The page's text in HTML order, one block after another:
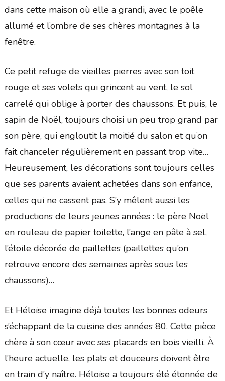
dans cette maison où elle a grandi, avec le poêle
allumé et l’ombre de ses chères montagnes à la
fenêtre.
Ce petit refuge de vieilles pierres avec son toit
rouge et ses volets qui grincent au vent, le sol
carrelé qui oblige à porter des chaussons. Et puis, le
sapin de Noël, toujours choisi un peu trop grand par
son père, qui engloutit la moitié du salon et qu’on
fait chanceler régulièrement en passant trop vite…
Heureusement, les décorations sont toujours celles
que ses parents avaient achetées dans son enfance,
celles qui ne cassent pas. S’y mêlent aussi les
productions de leurs jeunes années : le père Noël
en rouleau de papier toilette, l’ange en pâte à sel,
l’étoile décorée de paillettes (paillettes qu’on
retrouve encore des semaines après sous les
chaussons)…
Et Héloïse imagine déjà toutes les bonnes odeurs
s’échappant de la cuisine des années 80. Cette pièce
chère à son cœur avec ses placards en bois vieilli. À
l’heure actuelle, les plats et douceurs doivent être
en train d’y naître. Héloïse a toujours été étonnée de